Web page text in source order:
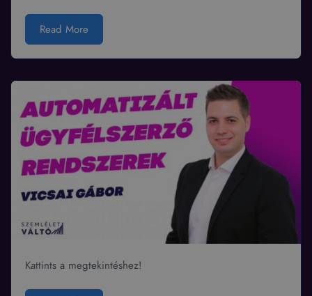
Read More
Kattints a megtekintéshez!